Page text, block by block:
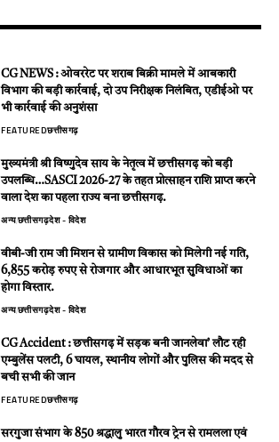
CG NEWS : ओवररेट पर शराब बिक्री मामले में आबकारी
विभाग की बड़ी कार्रवाई, दो उप निरीक्षक निलंबित, एडीईओ पर
भी कार्रवाई की अनुशंसा
FEATUREDछत्तीसगढ़
मुख्यमंत्री श्री विष्णुदेव साय के नेतृत्व में छत्तीसगढ़ को बड़ी
उपलब्धि…SASCI 2026-27 के तहत प्रोत्साहन राशि प्राप्त करने
वाला देश का पहला राज्य बना छत्तीसगढ़.
अन्यछत्तीसगढ़देश - विदेश
वीबी-जी राम जी मिशन से ग्रामीण विकास को मिलेगी नई गति,
6,855 करोड़ रुपए से रोजगार और आधारभूत सुविधाओं का
होगा विस्तार.
अन्यछत्तीसगढ़देश - विदेश
CG Accident : छत्तीसगढ़ में सड़क बनी जानलेवा’ लौट रही
एम्बुलेंस पलटी, 6 घायल, स्थानीय लोगों और पुलिस की मदद से
बची सभी की जान
FEATUREDछत्तीसगढ़
सरगुजा संभाग के 850 श्रद्धालु भारत गौरव ट्रेन से रामलला एवं